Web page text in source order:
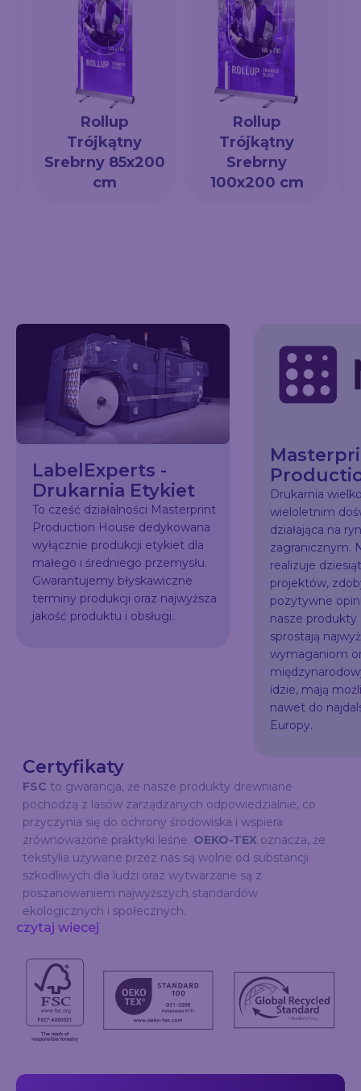
Rollup
Trójkątny
Srebrny 85x200
cm
Rollup
Trójkątny
Srebrny
100x200 cm
LabelExperts -
Drukarnia Etykiet
To cześć działalności Masterprint
Production House dedykowana
wyłącznie produkcji etykiet dla
małego i średniego przemysłu.
Gwarantujemy błyskawiczne
terminy produkcji oraz najwyższa
jakość produktu i obsługi.
Drukarnia
wieloletnim
działająca na
zagranicznym.
realizuje
projektów,
pozytywne
nasze
sprostają
wymaganiom
idzie, mają
nawet do
Europy.
Certyfikaty
FSC to gwarancja, że nasze produkty drewniane
pochodzą z lasów zarządzanych odpowiedzialnie, co
przyczynia się do ochrony środowiska i wspiera
zrównoważone praktyki leśne. OEKO-TEX oznacza, że
tekstylia używane przez nas są wolne od substancji
szkodliwych dla ludzi oraz wytwarzane są z
poszanowaniem najwyższych standardów
ekologicznych i społecznych.
czytaj wiecej